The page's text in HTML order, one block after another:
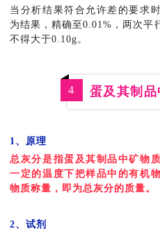
当分析结果符合允许差的要求
为结果，精确至0.01%，两次平
不得大于0.10g。
4 蛋及其制
1、原理
总灰分是指蛋及其制品中矿物
一定的温度下把样品中的有机
物质称量，即为总灰分的质量。
2、试剂